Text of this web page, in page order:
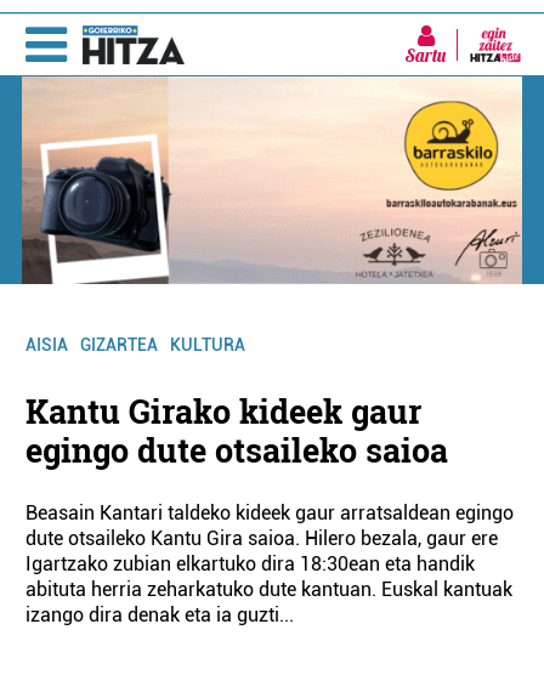
Sartu
AISIA GIZARTEA KULTURA
Kantu Girako kideek gaur
egingo dute otsaileko saioa
Beasain Kantari taldeko kideek gaur arratsaldean egingo
dute otsaileko Kantu Gira saioa. Hilero bezala, gaur ere
Igartzako zubian elkartuko dira 18:30ean eta handik
abituta herria zeharkatuko dute kantuan. Euskal kantuak
izango dira denak eta ia guzti...